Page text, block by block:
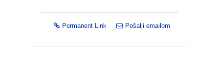
Permanent Link Pošalji emailom